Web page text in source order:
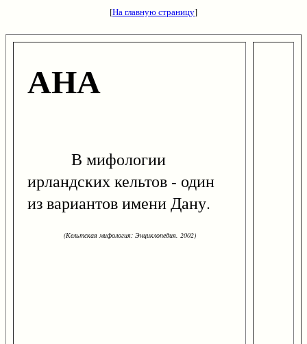
[На главную страницу]
АНА
В мифологии
ирландских кельтов - один
из вариантов имени Дану.
(Кельтская мифология: Энциклопедия. 2002)